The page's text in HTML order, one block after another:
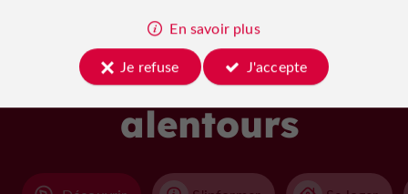
À découvrir
aux
alentours
En savoir plus
Je refuse
J'accepte